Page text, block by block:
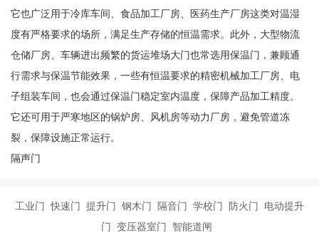
它也广泛用于冷库车间、食品加工厂房、医药生产厂房这类对温湿
度有严格要求的场所，满足生产存储的恒温需求。此外，大型物流
仓储厂房、车辆进出频繁的货运堆场大门也常选用保温门，兼顾通
行需求与保温节能效果，一些有恒温要求的精密机械加工厂房、电
子组装车间，也会通过保温门稳定室内温度，保障产品加工精度。
它还可用于严寒地区的锅炉房、风机房等动力厂房，避免管道冻
裂，保障设施正常运行。
隔声门
工业门 快速门 提升门 钢木门 隔音门 学校门 防火门 电动提升
门 变压器室门 智能道闸